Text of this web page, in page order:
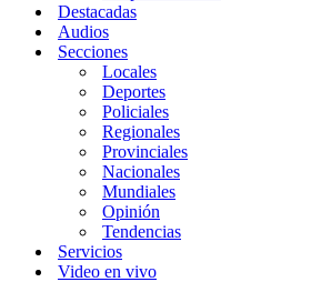
Destacadas
Audios
Secciones
Locales
Deportes
Policiales
Regionales
Provinciales
Nacionales
Mundiales
Opinión
Tendencias
Servicios
Video en vivo